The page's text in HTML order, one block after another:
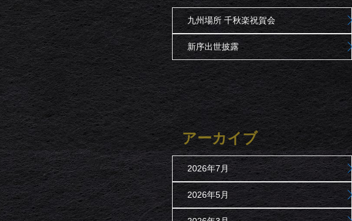
九州場所 千秋楽祝賀会
新序出世披露
アーカイブ
2026年7月
2026年5月